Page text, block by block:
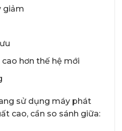
giảm
hơn thế hệ mới
sử dụng máy phát
cao, cần so sánh giữa: